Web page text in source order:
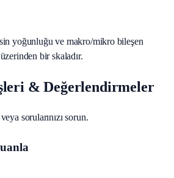
yoğunluğu ve makro/mikro bileşen
bir skaladır.
& Değerlendirmeler
sorularınızı sorun.